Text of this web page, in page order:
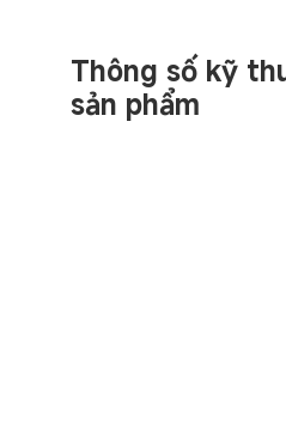
Thông số kỹ
sản phẩm